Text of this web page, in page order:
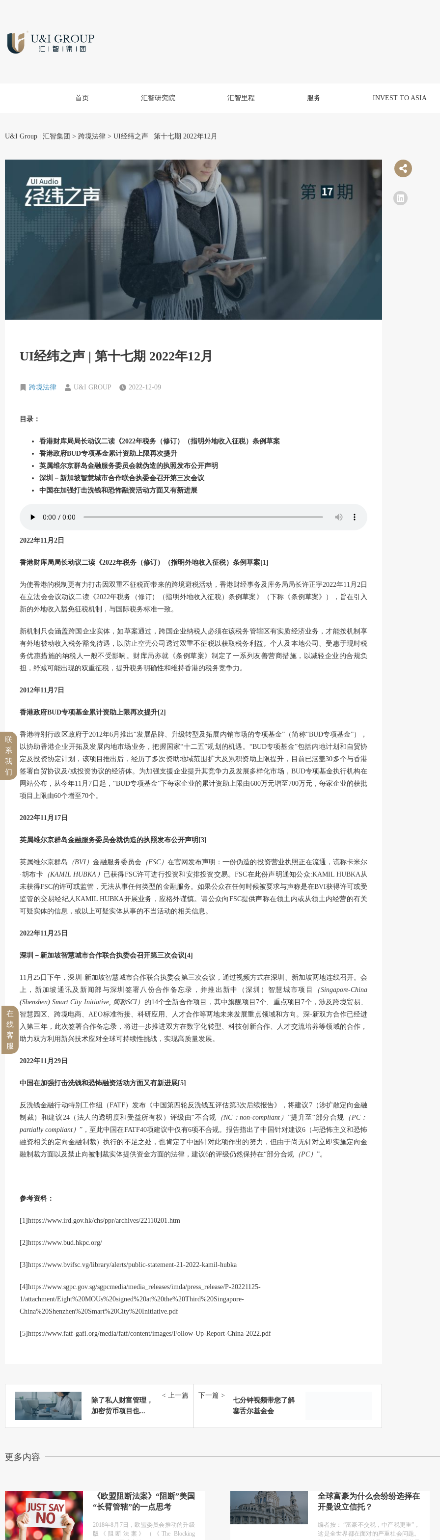
首页 汇智研究院 汇智里程 服务 INVEST TO ASIA
U&I Group | 汇智集团 > 跨境法律 > UI经纬之声 | 第十七期 2022年12月
UI经纬之声 | 第十七期 2022年12月
跨境法律 U&I GROUP 2022-12-09
目录：
香港财库局局长动议二读《2022年税务（修订）（指明外地收入征税）条例草案
香港政府BUD专项基金累计资助上限再次提升
英属维尔京群岛金融服务委员会就伪造的执照发布公开声明
深圳－新加坡智慧城市合作联合执委会召开第三次会议
中国在加强打击洗钱和恐怖融资活动方面又有新进展
2022年11月2日
香港财库局局长动议二读《2022年税务（修订）（指明外地收入征税）条例草案[1]
为使香港的税制更有力打击因双重不征税而带来的跨境避税活动，香港财经事务及库务局局长许正宇2022年11月2日
在立法会会议动议二读《2022年税务（修订）（指明外地收入征税）条例草案》（下称《条例草案》），旨在引入
新的外地收入豁免征税机制，与国际税务标准一致。
新机制只会涵盖跨国企业实体，如草案通过，跨国企业纳税人必须在该税务管辖区有实质经济业务，才能按机制享
有外地被动收入税务豁免待遇，以防止空壳公司透过双重不征税以获取税务利益。个人及本地公司、受惠于现时税
务优惠措施的纳税人一般不受影响。财库局亦就《条例草案》制定了一系列友善营商措施，以减轻企业的合规负
担，纾减可能出现的双重征税，提升税务明确性和维持香港的税务竞争力。
2012年11月7日
香港政府BUD专项基金累计资助上限再次提升[2]
香港特别行政区政府于2012年6月推出“发展品牌、升级转型及拓展内销市场的专项基金”（简称“BUD专项基金”），
以协助香港企业开拓及发展内地市场业务，把握国家“十二五”规划的机遇。“BUD专项基金”包括内地计划和自贸协
定及投资协定计划，该项目推出后，经历了多次资助地域范围扩大及累积资助上限提升，目前已涵盖30多个与香港
签署自贸协议及/或投资协议的经济体。为加强支援企业提升其竞争力及发展多样化市场，BUD专项基金执行机构在
网站公布，从今年11月7日起，“BUD专项基金”下每家企业的累计资助上限由600万元增至700万元，每家企业的获批
项目上限由60个增至70个。
2022年11月17日
英属维尔京群岛金融服务委员会就伪造的执照发布公开声明[3]
英属维尔京群岛 （BVI）金融服务委员会 （FSC） 在官网发布声明：一份伪造的投资营业执照正在流通，谎称卡米尔
·胡布卡（KAMIL HUBKA） 已获得FSC许可进行投资和安排投资交易。FSC在此份声明通知公众:KAMIL HUBKA从
未获得FSC的许可或监管，无法从事任何类型的金融服务。如果公众在任何时候被要求与声称是在BVI获得许可或受
监管的交易经纪人KAMIL HUBKA开展业务，应格外谨慎。请公众向FSC提供声称在领土内或从领土内经营的有关
可疑实体的信息，或以上可疑实体从事的不当活动的相关信息。
2022年11月25日
深圳－新加坡智慧城市合作联合执委会召开第三次会议[4]
11月25日下午，深圳-新加坡智慧城市合作联合执委会第三次会议，通过视频方式在深圳、新加坡两地连线召开。会
上，新加坡通讯及新闻部与深圳签署八份合作备忘录，并推出新中（深圳）智慧城市项目
（Singapore-China
(Shenzhen) Smart City Initiative, 简称SCI） 的14个全新合作项目，其中旗舰项目7个、重点项目7个，涉及跨境贸易、
智慧园区、跨境电商、AEO标准衔接、科研应用、人才合作等两地未来发展重点领域和方向。深-新双方合作已经进
入第三年，此次签署合作备忘录，将进一步推进双方在数字化转型、科技创新合作、人才交流培养等领域的合作，
助力双方利用新兴技术应对全球可持续性挑战，实现高质量发展。
2022年11月29日
中国在加强打击洗钱和恐怖融资活动方面又有新进展[5]
反洗钱金融行动特别工作组（FATF）发布《中国第四轮反洗钱互评估第3次后续报告》，将建议7（涉扩散定向金融
制裁）和建议24（法人的透明度和受益所有权）评级由“不合规 （NC：non-compliant） ”提升至“部分合规 （PC：
partially compliant）”，至此中国在FATF40项建议中仅有6项不合规。报告指出了中国针对建议6（与恐怖主义和恐怖
融资相关的定向金融制裁）执行的不足之处，也肯定了中国针对此项作出的努力，但由于尚无针对立即实施定向金
融制裁方面以及禁止向被制裁实体提供资金方面的法律，建议6的评级仍然保持在“部分合规 （PC） ”。
参考资料：
[1]https://www.ird.gov.hk/chs/ppr/archives/22110201.htm
[2]https://www.bud.hkpc.org/
[3]https://www.bvifsc.vg/library/alerts/public-statement-21-2022-kamil-hubka
[4]https://www.sgpc.gov.sg/sgpcmedia/media_releases/imda/press_release/P-20221125-
1/attachment/Eight%20MOUs%20signed%20at%20the%20Third%20Singapore-
China%20Shenzhen%20Smart%20City%20Initiative.pdf
[5]https://www.fatf-gafi.org/media/fatf/content/images/Follow-Up-Report-China-2022.pdf
除了私人财富管理，
加密货币项目也...
< 上一篇
七分钟视频带您了解
塞舌尔基金会
下一篇 >
更多内容
《欧盟阻断法案》“阻断”美国
“长臂管辖”的一点思考
2018年8月7日，欧盟委员会推动的升级
版《阻断法案》（《The Blocking
全球富豪为什么会纷纷选择在
开曼设立信托？
编者按： “富豪不交税，中产税更重”，
这是全世界都在面对的严重社会问题。
联
系
我
们
在
线
客
服